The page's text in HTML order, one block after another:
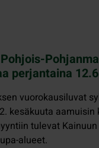
perjantaina
vuorokausiluvat
kesäkuuta aamuisin
tulevat
alueet.